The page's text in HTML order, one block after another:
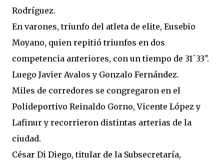
Rodríguez.
En varones, triunfo del atleta de elite, Eusebio
Moyano, quien repitió triunfos en dos
competencia anteriores, con un tiempo de 31´33".
Luego Javier Avalos y Gonzalo Fernández.
Miles de corredores se congregaron en el
Polideportivo Reinaldo Gorno, Vicente López y
Lafinur y recorrieron distintas arterias de la
ciudad.
César Di Diego, titular de la Subsecretaría,